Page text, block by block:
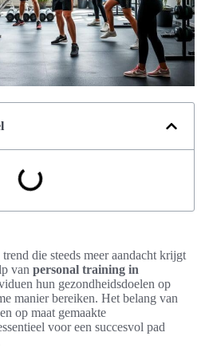
trend die steeds meer aandacht krijgt
van personal training in
hun gezondheidsdoelen op
manier bereiken. Het belang van
op maat gemaakte
voor een succesvol pad